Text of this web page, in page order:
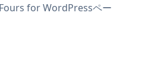
for WordPressペー